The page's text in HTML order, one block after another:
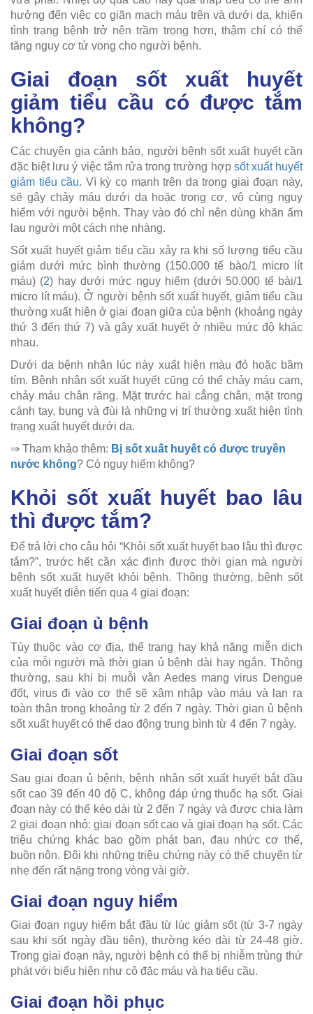
hưởng đến việc co giãn mạch máu trên và dưới da, khiến
tình trạng bệnh trở nên trầm trọng hơn, thậm chí có thể
tăng nguy cơ tử vong cho người bệnh.
Giai đoạn sốt xuất huyết
giảm tiểu cầu có được tắm
không?
Các chuyên gia cảnh bảo, người bệnh sốt xuất huyết cần
đặc biệt lưu ý việc tắm rửa trong trường hợp sốt xuất huyết
giảm tiểu cầu. Vì kỳ cọ mạnh trên da trong giai đoạn này,
sẽ gây chảy máu dưới da hoặc trong cơ, vô cùng nguy
hiểm với người bệnh. Thay vào đó chỉ nên dùng khăn ấm
lau người một cách nhẹ nhàng.
Sốt xuất huyết giảm tiểu cầu xảy ra khi số lượng tiểu cầu
giảm dưới mức bình thường (150.000 tế bào/1 micro lít
máu) (2) hay dưới mức nguy hiểm (dưới 50.000 tế bài/1
micro lít máu). Ở người bệnh sốt xuất huyết, giảm tiểu cầu
thường xuất hiện ở giai đoạn giữa của bệnh (khoảng ngày
thứ 3 đến thứ 7) và gây xuất huyết ở nhiều mức độ khác
nhau.
Dưới da bệnh nhân lúc này xuất hiện màu đỏ hoặc bầm
tím. Bệnh nhân sốt xuất huyết cũng có thể chảy máu cam,
chảy máu chân răng. Mặt trước hai cẳng chân, mặt trong
cánh tay, bụng và đùi là những vị trí thường xuất hiện tình
trạng xuất huyết dưới da.
⇒ Tham khảo thêm: Bị sốt xuất huyết có được truyền
nước không? Có nguy hiểm không?
Khỏi sốt xuất huyết bao lâu
thì được tắm?
Để trả lời cho câu hỏi “Khỏi sốt xuất huyết bao lâu thì được
tắm?”, trước hết cần xác định được thời gian mà người
bệnh sốt xuất huyết khỏi bệnh. Thông thường, bệnh sốt
xuất huyết diễn tiến qua 4 giai đoạn:
Giai đoạn ủ bệnh
Tùy thuộc vào cơ địa, thể trạng hay khả năng miễn dịch
của mỗi người mà thời gian ủ bệnh dài hay ngắn. Thông
thường, sau khi bị muỗi vằn Aedes mang virus Dengue
đốt, virus đi vào cơ thể sẽ xâm nhập vào máu và lan ra
toàn thân trong khoảng từ 2 đến 7 ngày. Thời gian ủ bệnh
sốt xuất huyết có thể dao động trung bình từ 4 đến 7 ngày.
Giai đoạn sốt
Sau giai đoạn ủ bệnh, bệnh nhân sốt xuất huyết bắt đầu
sốt cao 39 đến 40 độ C, không đáp ứng thuốc hạ sốt. Giai
đoạn này có thể kéo dài từ 2 đến 7 ngày và được chia làm
2 giai đoạn nhỏ: giai đoạn sốt cao và giai đoạn hạ sốt. Các
triệu chứng khác bao gồm phát ban, đau nhức cơ thể,
buồn nôn. Đôi khi những triệu chứng này có thể chuyển từ
nhẹ đến rất nặng trong vòng vài giờ.
Giai đoạn nguy hiểm
Giai đoạn nguy hiểm bắt đầu từ lúc giảm sốt (từ 3-7 ngày
sau khi sốt ngày đầu tiên), thường kéo dài từ 24-48 giờ.
Trong giai đoạn này, người bệnh có thể bị nhiễm trùng thứ
phát với biểu hiện như cô đặc máu và hạ tiểu cầu.
Giai đoạn hồi phục